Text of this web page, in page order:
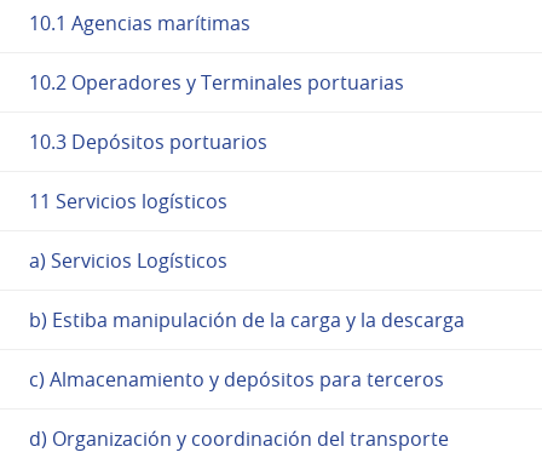
10.1 Agencias marítimas
10.2 Operadores y Terminales portuarias
10.3 Depósitos portuarios
11 Servicios logísticos
a) Servicios Logísticos
b) Estiba manipulación de la carga y la descarga
c) Almacenamiento y depósitos para terceros
d) Organización y coordinación del transporte